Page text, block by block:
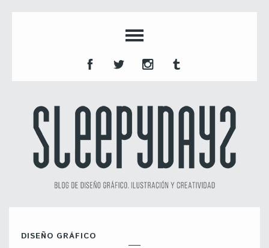
DISEÑO GRÁFICO